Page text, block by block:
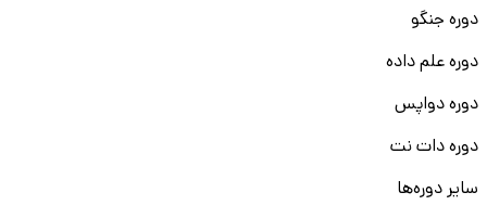
دوره جنگو
دوره علم داده
دوره دواپس
دوره دات نت
سایر دوره‌ها